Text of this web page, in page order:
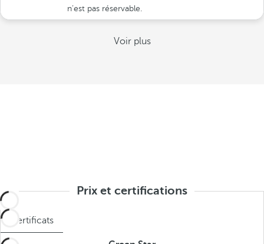
n’est pas réservable.
Voir plus
Prix et certifications
Certificats